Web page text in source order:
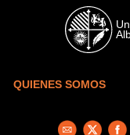
Skip to main content
QUIENES SOMOS